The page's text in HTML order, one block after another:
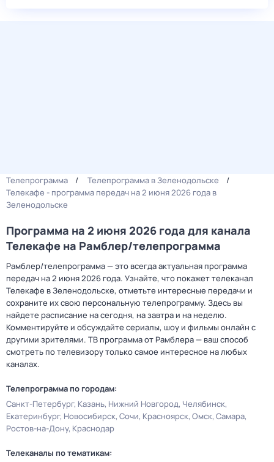
Телепрограмма
Телепрограмма в Зеленодольске
Телекафе - программа передач на 2 июня 2026 года в
Зеленодольске
Программа на 2 июня 2026 года для канала
Телекафе на Рамблер/телепрограмма
Рамблер/телепрограмма — это всегда актуальная программа
передач на 2 июня 2026 года. Узнайте, что покажет телеканал
Телекафе в Зеленодольске, отметьте интересные передачи и
сохраните их свою персональную телепрограмму. Здесь вы
найдете расписание на сегодня, на завтра и на неделю.
Комментируйте и обсуждайте сериалы, шоу и фильмы онлайн с
другими зрителями. ТВ программа от Рамблера — ваш способ
смотреть по телевизору только самое интересное на любых
каналах.
Телепрограмма по городам:
Санкт-Петербург Казань Нижний Новгород Челябинск
Екатеринбург Новосибирск Сочи Красноярск Омск Самара
Ростов-на-Дону Краснодар
Телеканалы по тематикам: